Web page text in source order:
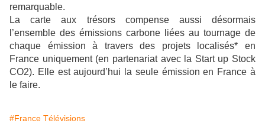
remarquable.
La carte aux trésors compense aussi désormais
l’ensemble des émissions carbone liées au tournage de
chaque émission à travers des projets localisés* en
France uniquement (en partenariat avec la Start up Stock
CO2). Elle est aujourd’hui la seule émission en France à
le faire.
#France Télévisions